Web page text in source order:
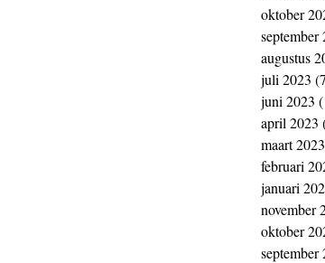
oktober
september
augustus
juli 2023
juni 2023
april 2023
maart 2023
februari
januari
november
oktober
september